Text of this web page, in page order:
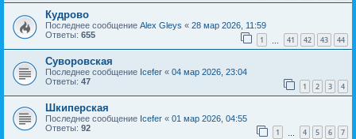
Кудрово
Последнее сообщение Alex Gleys « 28 мар 2026, 11:59
Ответы: 655 1 41 42 43 44
Суворовская
Последнее сообщение Icefer « 04 мар 2026, 23:04
Ответы: 47 1 2 3 4
Шкиперская
Последнее сообщение Icefer « 01 мар 2026, 04:55
Ответы: 92 1 4 5 6 7